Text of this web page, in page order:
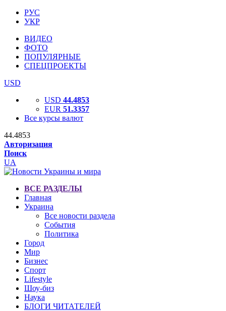
РУС
УКР
ВИДЕО
ФОТО
ПОПУЛЯРНЫЕ
СПЕЦПРОЕКТЫ
USD
USD 44.4853
EUR 51.3357
Все курсы валют
44.4853
Авторизация
Поиск
UA
ВСЕ РАЗДЕЛЫ
Главная
Украина
Все новости раздела
События
Политика
Город
Мир
Бизнес
Спорт
Lifestyle
Шоу-биз
Наука
БЛОГИ ЧИТАТЕЛЕЙ